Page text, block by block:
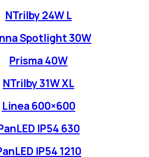
NTrilby 24W L
Spotlight 30W
Prisma 40W
NTrilby 31W XL
Linea 600×600
IP54 630
IP54 1210